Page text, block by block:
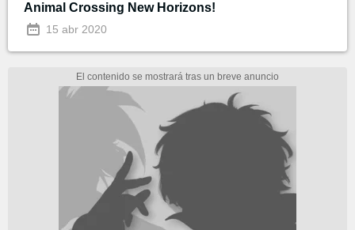
Animal Crossing New Horizons!
15 abr 2020